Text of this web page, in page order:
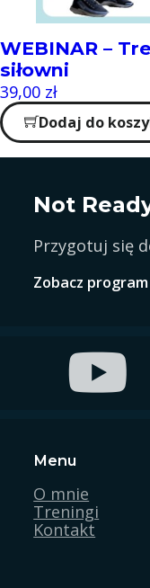
WEBINAR –
siłowni
39,00 zł
Dodaj do
Not
Przygotuj się
Zobacz
Follow
Menu
O mnie
Treningi
Kontakt